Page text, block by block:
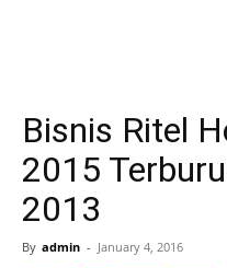
Bisnis Ritel
2015
2013
By admin - January 4, 2016